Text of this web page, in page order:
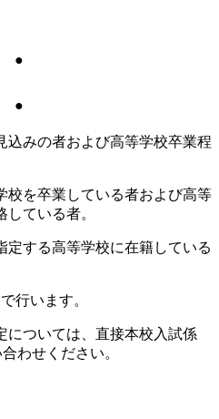
●
●
込みの者および高等学校卒業程
校を卒業している者および高等
ている者。
定する高等学校に在籍している
行います。
については、直接本校入試係
わせください。